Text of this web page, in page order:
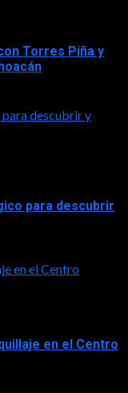
Torres Piña y
descubrir y
para descubrir
en el Centro
en el Centro